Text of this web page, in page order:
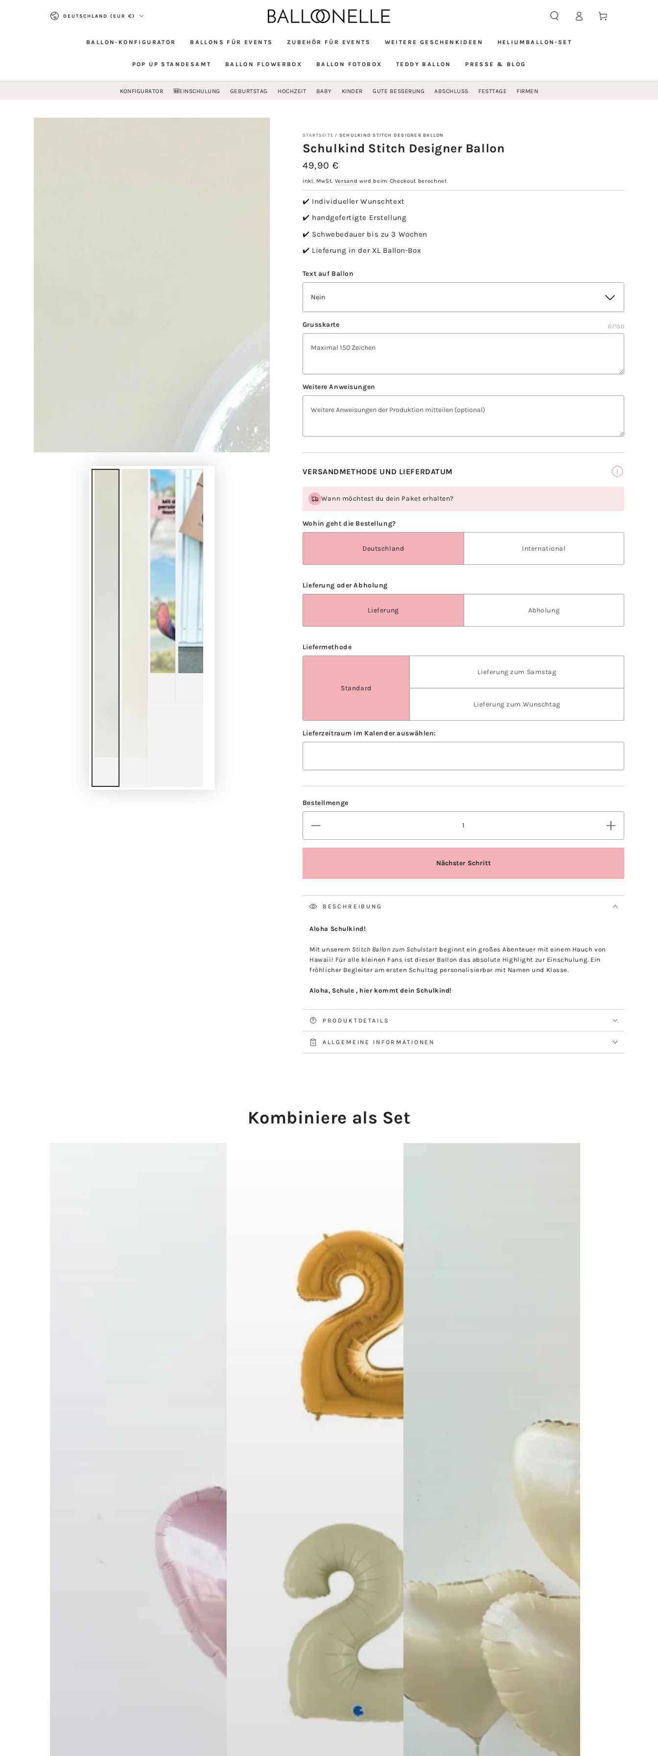
Land/Region
DEUTSCHLAND (EUR €)
BALLON-KONFIGURATOR BALLONS FÜR EVENTS ZUBEHÖR FÜR EVENTS WEITERE GESCHENKIDEEN HELIUMBALLON-SET
POP UP STANDESAMT BALLON FLOWERBOX BALLON FOTOBOX TEDDY BALLON PRESSE & BLOG
EinloggenWarenkorb
KONFIGURATOR 🎒EINSCHULUNG GEBURTSTAG HOCHZEIT BABY KINDER GUTE BESSERUNG ABSCHLUSS FESTTAGE FIRMEN
STARTSEITE / SCHULKIND STITCH DESIGNER BALLON
Schulkind Stitch Designer Ballon
Regulärer
49,90 €
inkl. MwSt. Versand wird beim Checkout berechnet
✔️ Individueller Wunschtext
✔️ handgefertigte Erstellung
✔️ Schwebedauer bis zu 3 Wochen
✔️ Lieferung in der XL Ballon-Box
BESCHREIBUNG
Aloha Schulkind!
Mit unserem Stitch Ballon zum Schulstart beginnt ein großes Abenteuer mit einem Hauch von
Hawaii! Für alle kleinen Fans ist dieser Ballon das absolute Highlight zur Einschulung. Ein
fröhlicher Begleiter am ersten Schultag personalisierbar mit Namen und Klasse.
Aloha, Schule , hier kommt dein Schulkind!
PRODUKTDETAILS
ALLGEMEINE INFORMATIONEN
Kombiniere als Set